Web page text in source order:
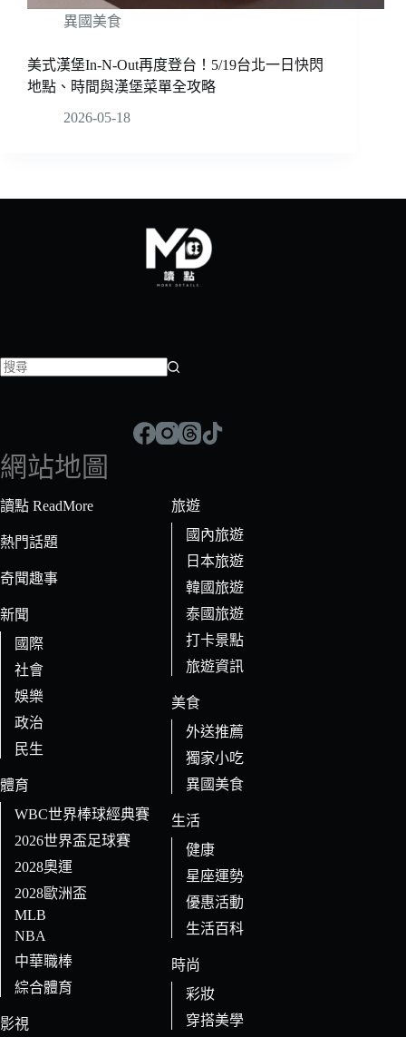
異國美食
美式漢堡In-N-Out再度登台！5/19台北一日快閃
地點、時間與漢堡菜單全攻略
2026-05-18
符
合
條
的
果
網站地圖
讀點 ReadMore
熱門話題
奇聞趣事
新聞
國際
社會
娛樂
政治
民生
體育
WBC世界棒球經典賽
2026世界盃足球賽
2028奧運
2028歐洲盃
MLB
NBA
中華職棒
綜合體育
影視
旅遊
國內旅遊
日本旅遊
韓國旅遊
泰國旅遊
打卡景點
旅遊資訊
美食
外送推薦
獨家小吃
異國美食
生活
健康
星座運勢
優惠活動
生活百科
時尚
彩妝
穿搭美學